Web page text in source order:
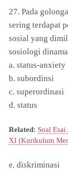
27. Pada
sering terdapat
sosial yang
sosiologi
a. status-anxiety
b. subordinsi
c. superordinasi
d. status
Related: Soal
XI (Kurikulum
e. diskriminasi